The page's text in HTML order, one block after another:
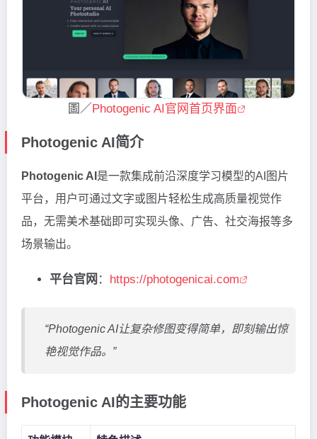
圖／Photogenic AI官网首页界面
Photogenic AI简介
Photogenic AI 是一款集成前沿深度学习模型的AI图片
平台，用户可通过文字或图片轻松生成高质量视觉作
品，无需美术基础即可实现头像、广告、社交海报等多
场景输出。
平台官网 ： https://photogenicai.com
“Photogenic AI让复杂修图变得简单，即刻输出惊
艳视觉作品。”
Photogenic AI的主要功能